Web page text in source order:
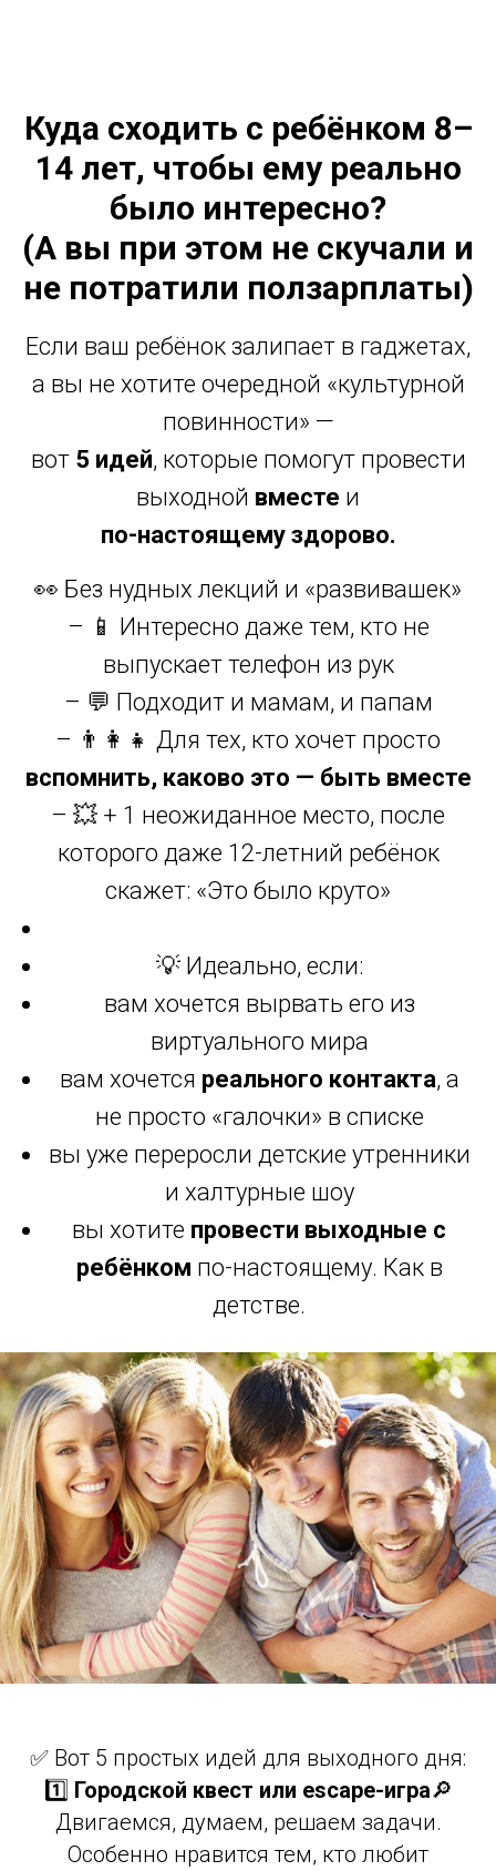
Куда сходить с ребёнком 8–
14 лет, чтобы ему реально
было интересно?
(А вы при этом не скучали и
не потратили ползарплаты)
Если ваш ребёнок залипает в гаджетах,
а вы не хотите очередной «культурной
повинности» —
вот 5 идей, которые помогут провести
выходной вместе и
по-настоящему здорово.
👀 Без нудных лекций и «развивашек»
– 📱 Интересно даже тем, кто не
выпускает телефон из рук
– 💬 Подходит и мамам, и папам
– 👨‍👩‍👧 Для тех, кто хочет просто
вспомнить, каково это — быть вместе
– 💥 + 1 неожиданное место, после
которого даже 12-летний ребёнок
скажет: «Это было круто»
💡 Идеально, если:
вам хочется вырвать его из
виртуального мира
вам хочется реального контакта, а
не просто «галочки» в списке
вы уже переросли детские утренники
и халтурные шоу
вы хотите провести выходные с
ребёнком по-настоящему. Как в
детстве.
✅ Вот 5 простых идей для выходного дня:
1️⃣ Городской квест или escape-игра🔎
Двигаемся, думаем, решаем задачи.
Особенно нравится тем, кто любит